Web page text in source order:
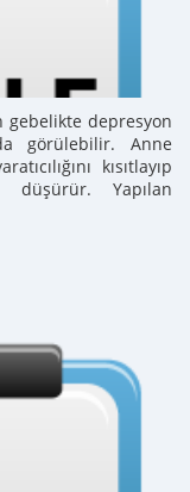
depresyon
görülebilir. Anne
kısıtlayıp
düşürür. Yapılan